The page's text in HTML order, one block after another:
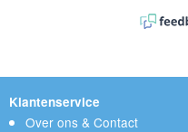
Klantenservice
Over ons & Contact